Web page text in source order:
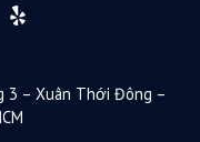
3 – Xuân Thới Đông –